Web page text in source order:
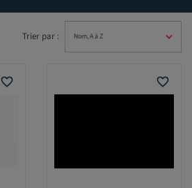
Trier par :
favorite_border favorite_border